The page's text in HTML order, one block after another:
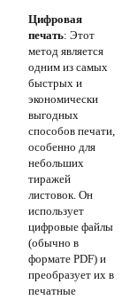
Цифровая
печать: Этот
метод является
одним из самых
быстрых и
экономически
выгодных
способов печати,
особенно для
небольших
тиражей
листовок. Он
использует
цифровые файлы
(обычно в
формате PDF) и
преобразует их в
печатные